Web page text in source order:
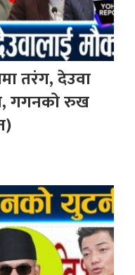
तरंग, देउवा
गगनको रुख